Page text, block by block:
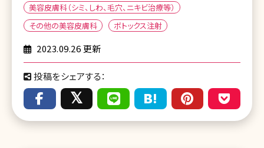
美容皮膚科（シミ、しわ、毛穴、ニキビ治療等）
その他の美容皮膚科
ボトックス注射
2023.09.26 更新
投稿をシェアする：